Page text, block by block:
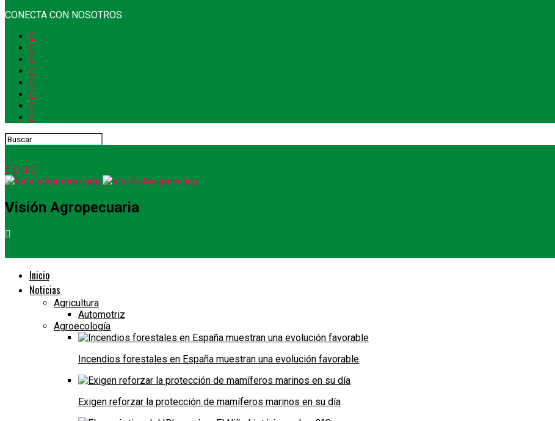
CONECTA CON NOSOTROS
Visión Agropecuaria
Inicio
Noticias
Agricultura
Automotriz
Agroecología
Incendios forestales en España muestran una evolución favorable
Exigen reforzar la protección de mamíferos marinos en su día